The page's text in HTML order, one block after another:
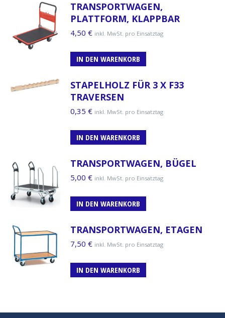
TRANSPORTWAGEN,
PLATTFORM, KLAPPBAR
4,50 € inkl. MwSt. pro Einsatztag
IN DEN WARENKORB
STAPELHOLZ FÜR 3 X F33
TRAVERSEN
0,35 € inkl. MwSt. pro Einsatztag
IN DEN WARENKORB
TRANSPORTWAGEN, BÜGEL
5,00 € inkl. MwSt. pro Einsatztag
IN DEN WARENKORB
TRANSPORTWAGEN, ETAGEN
7,50 € inkl. MwSt. pro Einsatztag
IN DEN WARENKORB